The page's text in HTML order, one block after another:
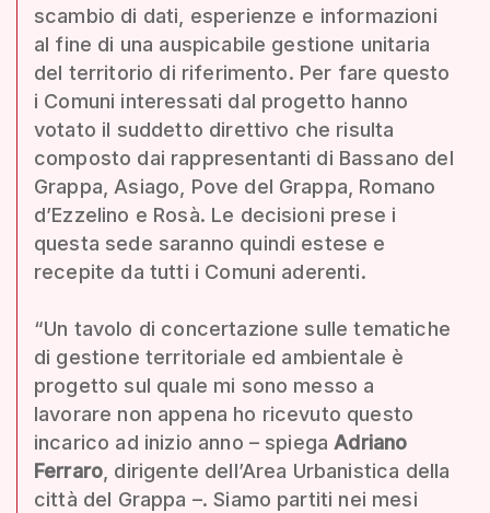
scambio di dati, esperienze e informazioni
al fine di una auspicabile gestione unitaria
del territorio di riferimento. Per fare questo
i Comuni interessati dal progetto hanno
votato il suddetto direttivo che risulta
composto dai rappresentanti di Bassano del
Grappa, Asiago, Pove del Grappa, Romano
d’Ezzelino e Rosà. Le decisioni prese i
questa sede saranno quindi estese e
recepite da tutti i Comuni aderenti.
“Un tavolo di concertazione sulle tematiche
di gestione territoriale ed ambientale è
progetto sul quale mi sono messo a
lavorare non appena ho ricevuto questo
incarico ad inizio anno – spiega Adriano
Ferraro , dirigente dell’Area Urbanistica della
città del Grappa –. Siamo partiti nei mesi